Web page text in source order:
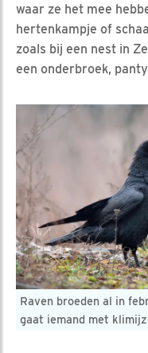
waar ze het mee
hertenkampje of
zoals bij een nest in
een onderbroek,
Raven broeden al in
gaat iemand met